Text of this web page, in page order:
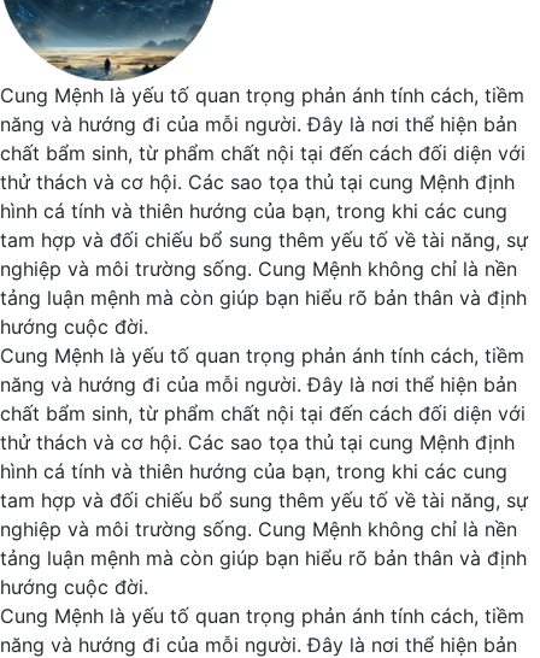
Cung Mệnh là yếu tố quan trọng phản ánh tính cách, tiềm
năng và hướng đi của mỗi người. Đây là nơi thể hiện bản
chất bẩm sinh, từ phẩm chất nội tại đến cách đối diện với
thử thách và cơ hội. Các sao tọa thủ tại cung Mệnh định
hình cá tính và thiên hướng của bạn, trong khi các cung
tam hợp và đối chiếu bổ sung thêm yếu tố về tài năng, sự
nghiệp và môi trường sống. Cung Mệnh không chỉ là nền
tảng luận mệnh mà còn giúp bạn hiểu rõ bản thân và định
hướng cuộc đời.
Cung Mệnh là yếu tố quan trọng phản ánh tính cách, tiềm
năng và hướng đi của mỗi người. Đây là nơi thể hiện bản
chất bẩm sinh, từ phẩm chất nội tại đến cách đối diện với
thử thách và cơ hội. Các sao tọa thủ tại cung Mệnh định
hình cá tính và thiên hướng của bạn, trong khi các cung
tam hợp và đối chiếu bổ sung thêm yếu tố về tài năng, sự
nghiệp và môi trường sống. Cung Mệnh không chỉ là nền
tảng luận mệnh mà còn giúp bạn hiểu rõ bản thân và định
hướng cuộc đời.
Cung Mệnh là yếu tố quan trọng phản ánh tính cách, tiềm
năng và hướng đi của mỗi người. Đây là nơi thể hiện bản